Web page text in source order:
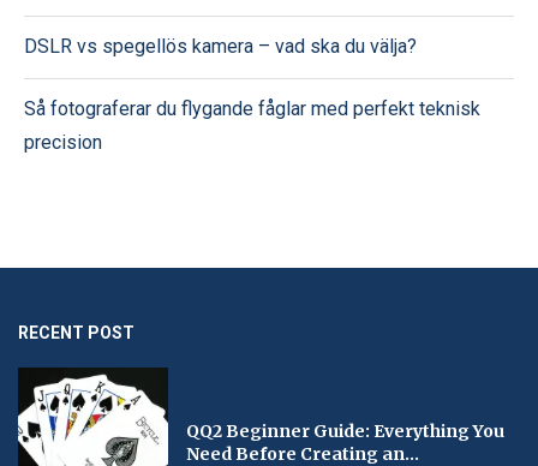
DSLR vs spegellös kamera – vad ska du välja?
Så fotograferar du flygande fåglar med perfekt teknisk
precision
RECENT POST
QQ2 Beginner Guide: Everything You
Need Before Creating an...